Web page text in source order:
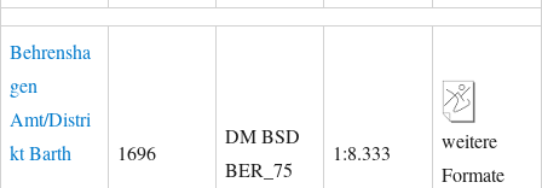
Behrensha
gen
Amt/Distri
kt Barth
1696
DM BSD
BER_75
1:8.333
weitere
Formate